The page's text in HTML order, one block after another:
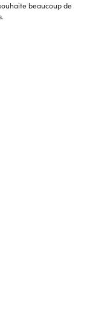
beaucoup de